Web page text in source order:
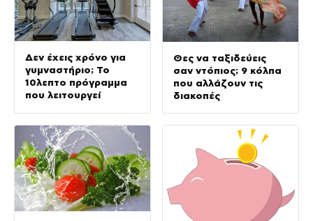
Δεν έχεις χρόνο για
γυμναστήριο; Το
10λεπτο πρόγραμμα
που λειτουργεί
Θες να ταξιδεύεις
σαν ντόπιος; 9 κόλπα
που αλλάζουν τις
διακοπές